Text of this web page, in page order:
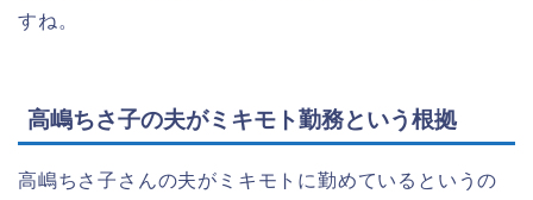
すね。
高嶋ちさ子の夫がミキモト勤務という根拠
高嶋ちさ子さんの夫がミキモトに勤めているというの